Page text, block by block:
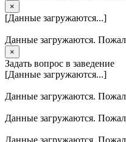
×
[Данные загружаются...]
Данные загружаются.
×
Задать вопрос в заведение
[Данные загружаются...]
Данные загружаются.
Данные загружаются.
Данные загружаются.